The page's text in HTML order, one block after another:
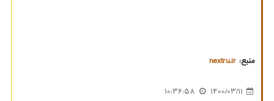
منبع: nextru.ir
1400/03/11
10:36:58